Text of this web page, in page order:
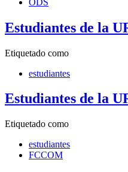
Estudiantes de la
Etiquetado como
estudiantes
Estudiantes de la
Etiquetado como
estudiantes
FCCOM